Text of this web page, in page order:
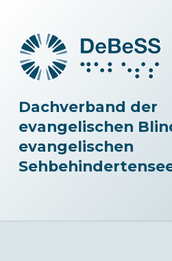
Dachverband der
evangelischen
evangelischen